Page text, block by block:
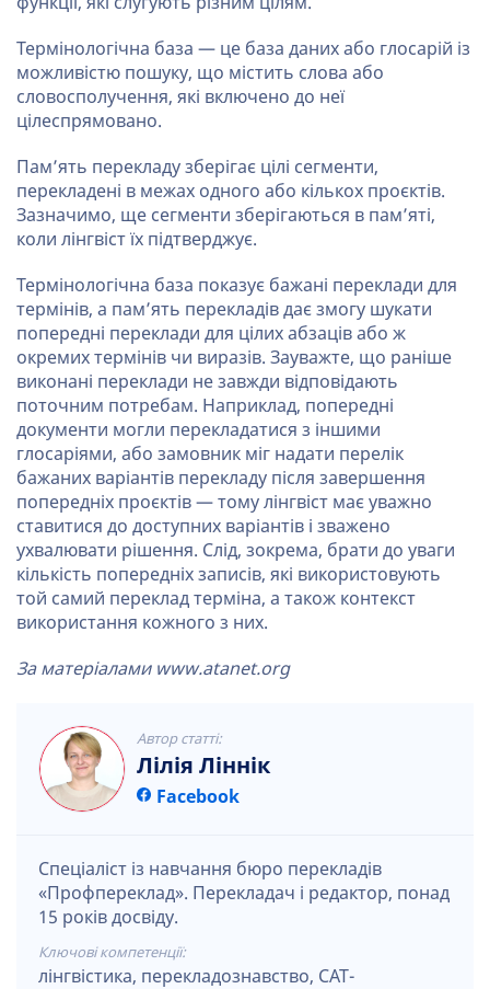
Термінологічна база — це база даних або глосарій із
можливістю пошуку, що містить слова або
словосполучення, які включено до неї
цілеспрямовано.
Пам’ять перекладу зберігає цілі сегменти,
перекладені в межах одного або кількох проєктів.
Зазначимо, ще сегменти зберігаються в пам’яті,
коли лінгвіст їх підтверджує.
Термінологічна база показує бажані переклади для
термінів, а пам’ять перекладів дає змогу шукати
попередні переклади для цілих абзаців або ж
окремих термінів чи виразів. Зауважте, що раніше
виконані переклади не завжди відповідають
поточним потребам. Наприклад, попередні
документи могли перекладатися з іншими
глосаріями, або замовник міг надати перелік
бажаних варіантів перекладу після завершення
попередніх проєктів — тому лінгвіст має уважно
ставитися до доступних варіантів і зважено
ухвалювати рішення. Слід, зокрема, брати до уваги
кількість попередніх записів, які використовують
той самий переклад терміна, а також контекст
використання кожного з них.
За матеріалами www.atanet.org
Автор статті:
Лілія Ліннік
Facebook
Спеціаліст із навчання бюро перекладів
«Профпереклад». Перекладач і редактор, понад
15 років досвіду.
Ключові компетенції:
лінгвістика, перекладознавство, CAT-